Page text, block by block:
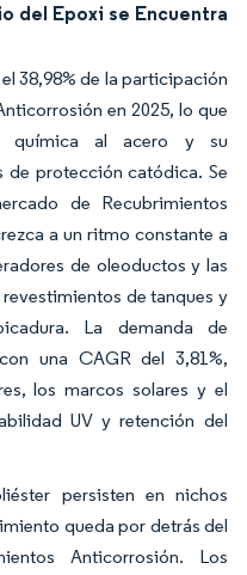
del Epoxi se Encuentra
38,98% de la participación
en 2025, lo que
química al acero y su
de protección catódica. Se
de Recubrimientos
a un ritmo constante a
de oleoductos y las
de tanques y
La demanda de
una CAGR del 3,81%,
los marcos solares y el
UV y retención del
persisten en nichos
queda por detrás del
Anticorrosión. Los